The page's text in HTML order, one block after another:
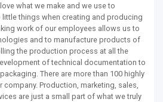
what we make and we use to
little things when creating and producing
work of our employees allows us to
and to manufacture products of
the production process at all the
of technical documentation to
There are more than 100 highly
Production, marketing, sales,
are just a small part of what we truly